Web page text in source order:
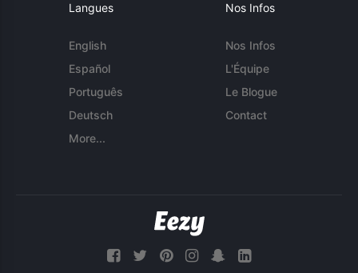
Langues
English
Español
Português
Deutsch
More...
Nos Infos
Nos Infos
L'Équipe
Le Blogue
Contact